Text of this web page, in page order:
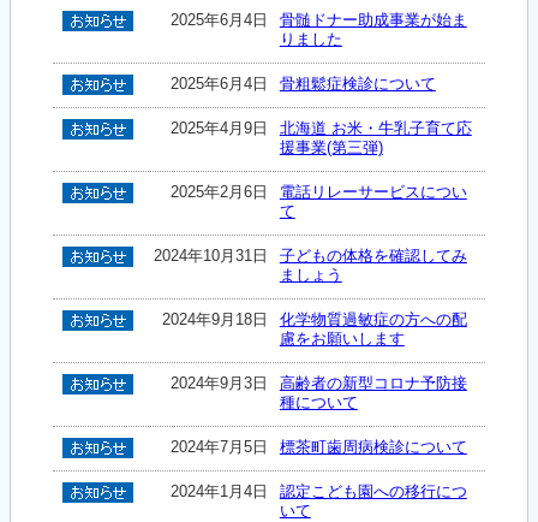
2025年6月4日
骨髄ドナー助成事業が始ま
りました
2025年6月4日 骨粗鬆症検診について
2025年4月9日
北海道 お米・牛乳子育て応
援事業(第三弾)
2025年2月6日
電話リレーサービスについ
て
2024年10月31日
子どもの体格を確認してみ
ましょう
2024年9月18日
化学物質過敏症の方への配
慮をお願いします
2024年9月3日
高齢者の新型コロナ予防接
種について
2024年7月5日 標茶町歯周病検診について
2024年1月4日
認定こども園への移行につ
いて